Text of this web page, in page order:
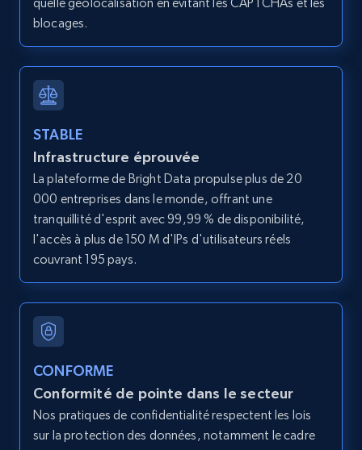
IsCurrentSignedInAgentResponsible, Bedrooms,
and more.
LinkedIn posts
URL, ID, User id, Use url, Title, Headline, Post
text, Date posted, and more.
11.3K+ 1.5K+ Essai gratuit
LinkedIn posts - Discover user's articles by
URL
URL, ID, User id, Use url, Title, Headline, Post
text, Date posted, and more.
11.3K+ 1.5K+ Essai gratuit
blocages.
STABLE
Infrastructure éprouvée
La plateforme de Bright Data propulse plus de 20
000 entreprises dans le monde, offrant une
tranquillité d'esprit avec 99,99 % de disponibilité,
l'accès à plus de 150 M d'IPs d'utilisateurs réels
couvrant 195 pays.
CONFORME
Conformité de pointe dans le secteur
Nos pratiques de confidentialité respectent les lois
sur la protection des données, notamment le cadre